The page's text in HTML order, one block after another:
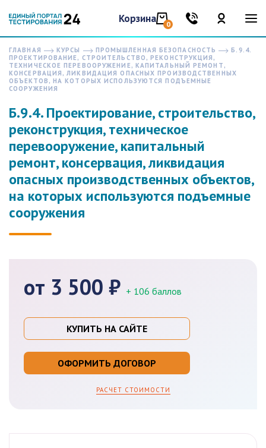
Корзина 0
ГЛАВНАЯ КУРСЫ ПРОМЫШЛЕННАЯ БЕЗОПАСНОСТЬ
Б.9.4.
ПРОЕКТИРОВАНИЕ, СТРОИТЕЛЬСТВО, РЕКОНСТРУКЦИЯ,
ТЕХНИЧЕСКОЕ ПЕРЕВООРУЖЕНИЕ, КАПИТАЛЬНЫЙ РЕМОНТ,
КОНСЕРВАЦИЯ, ЛИКВИДАЦИЯ ОПАСНЫХ ПРОИЗВОДСТВЕННЫХ
ОБЪЕКТОВ, НА КОТОРЫХ ИСПОЛЬЗУЮТСЯ ПОДЪЕМНЫЕ
СООРУЖЕНИЯ
Б.9.4. Проектирование, строительство,
реконструкция, техническое
перевооружение, капитальный
ремонт, консервация, ликвидация
опасных производственных объектов,
на которых используются подъемные
сооружения
от 3 500 ₽ + 106 баллов
КУПИТЬ НА САЙТЕ
ОФОРМИТЬ ДОГОВОР
РАСЧЕТ СТОИМОСТИ